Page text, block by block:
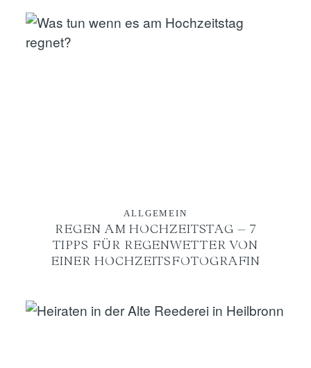
ALLGEMEIN
REGEN AM HOCHZEITSTAG – 7
TIPPS FÜR REGENWETTER VON
EINER HOCHZEITSFOTOGRAFIN